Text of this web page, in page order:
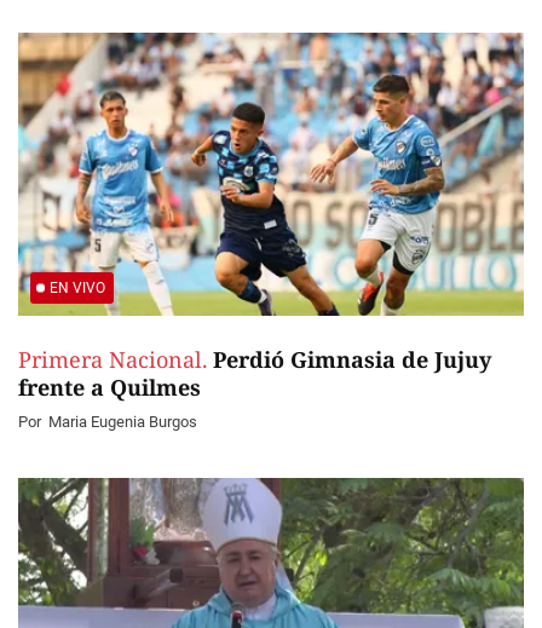
EN VIVO
Primera Nacional. Perdió Gimnasia de Jujuy
frente a Quilmes
Por Maria Eugenia Burgos